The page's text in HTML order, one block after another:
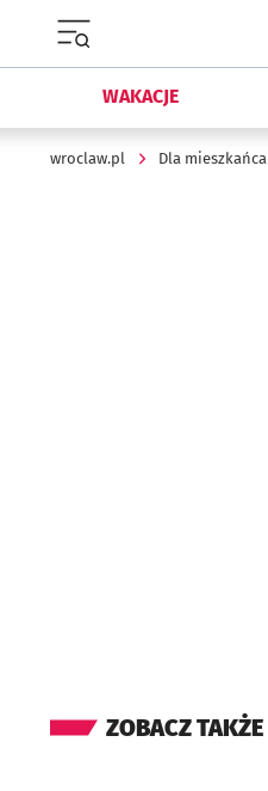
WAKACJE
wroclaw.pl Dla mieszkańca
ZOBACZ TAKŻE